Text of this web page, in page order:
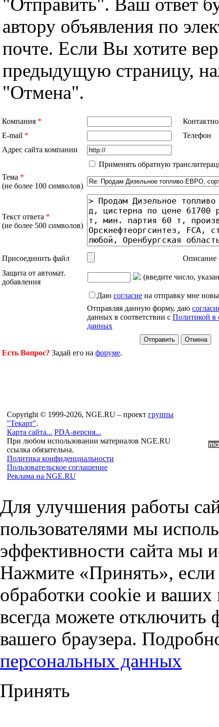
автору объявления по
почте. Если Вы хотите
предыдущую страницу,
"Отмена".
Компания *
E-mail *
Телефон
Адрес сайта компании
Применять обратную
Тема *
(не более 100 символов)
Текст ответа *
(не более 500 символов)
Присоединить файл
Описание
Защита от автомат.
добавления
(введите число,
Даю согласие на отправку мне
Отправляя данную форму, даю
данных в соответствии с Политикой в
данных
Есть Вопрос? Задай его на форуме.
Copyright © 1999-2026, NGE.RU – проект группы
"Текарт".
Карта сайта... PDA-версия...
При любом использовании материалов NGE.RU
ссылка обязательна.
Политика конфиденциальности
Пользовательское соглашение
Реклама на NGE.RU
Для улучшения работы
пользователями мы
эффективности сайта мы
Нажмите «Принять», если
обработки cookie и
всегда можете отключить
вашего браузера.
персональных данных
Принять